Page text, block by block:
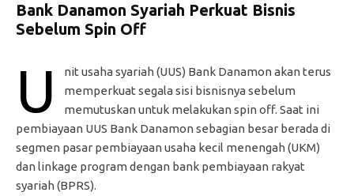
Bank Danamon Syariah Perkuat Bisnis
Sebelum Spin Off
U
nit usaha syariah (UUS) Bank Danamon akan terus
memperkuat segala sisi bisnisnya sebelum
memutuskan untuk melakukan spin off. Saat ini
pembiayaan UUS Bank Danamon sebagian besar berada di
segmen pasar pembiayaan usaha kecil menengah (UKM)
dan linkage program dengan bank pembiayaan rakyat
syariah (BPRS).